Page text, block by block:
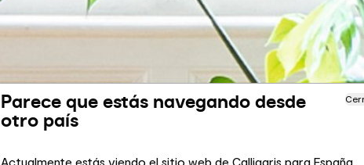
Parece que estás navegando desde
otro país
Actualmente estás viendo el sitio web de Calligaris para España.